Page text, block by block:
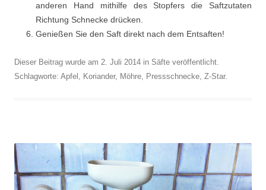
anderen Hand mithilfe des Stopfers die Saftzutaten
Richtung Schnecke drücken.
Genießen Sie den Saft direkt nach dem Entsaften!
Dieser Beitrag wurde am 2. Juli 2014 in Säfte veröffentlicht.
Schlagworte: Apfel , Koriander, Möhre, Pressschnecke, Z-Star.